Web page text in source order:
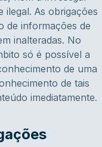
ilegal. As obrigações
de informações de
inalteradas. No
só é possível a
de uma
de tais
imediatamente.